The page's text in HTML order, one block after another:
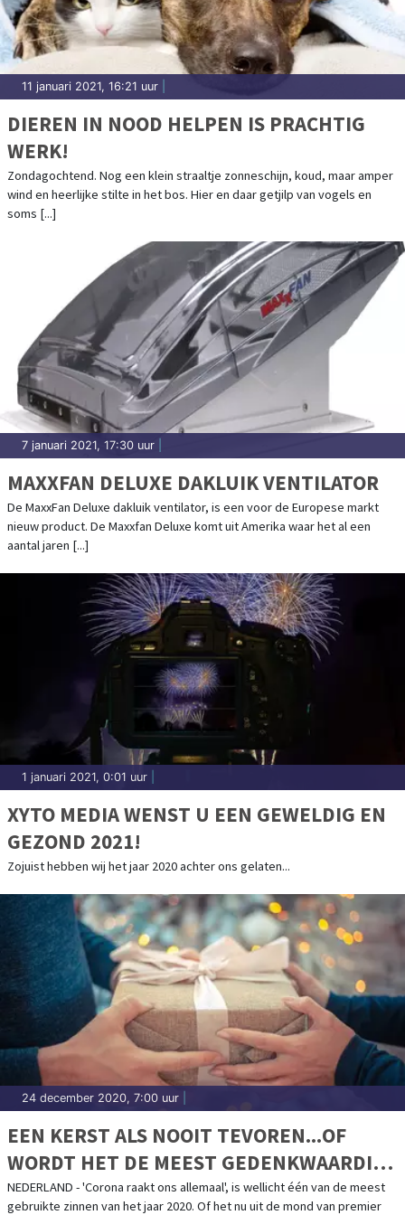
11 januari 2021, 16:21 uur
DIEREN IN NOOD HELPEN IS PRACHTIG
WERK!
Zondagochtend. Nog een klein straaltje zonneschijn, koud, maar amper
wind en heerlijke stilte in het bos. Hier en daar getjilp van vogels en
soms [...]
7 januari 2021, 17:30 uur
MAXXFAN DELUXE DAKLUIK VENTILATOR
De MaxxFan Deluxe dakluik ventilator, is een voor de Europese markt
nieuw product. De Maxxfan Deluxe komt uit Amerika waar het al een
aantal jaren [...]
1 januari 2021, 0:01 uur
XYTO MEDIA WENST U EEN GEWELDIG EN
GEZOND 2021!
Zojuist hebben wij het jaar 2020 achter ons gelaten...
24 december 2020, 7:00 uur
EEN KERST ALS NOOIT TEVOREN...OF
WORDT HET DE MEEST GEDENKWAARDIGE
KERST OOIT?
NEDERLAND - 'Corona raakt ons allemaal', is wellicht één van de meest
gebruikte zinnen van het jaar 2020. Of het nu uit de mond van premier